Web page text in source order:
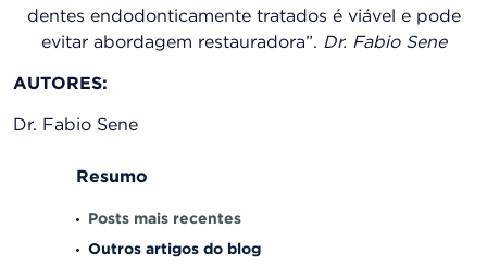
dentes endodonticamente tratados é viável e pode
evitar abordagem restauradora”. Dr. Fabio Sene
AUTORES:
Dr. Fabio Sene
Resumo
Posts mais recentes
Outros artigos do blog